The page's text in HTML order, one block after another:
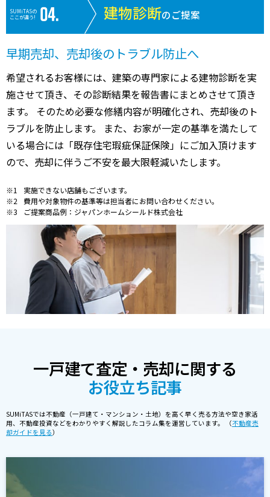
SUMiTASの
ここが違う!
建物診断のご提案
早期売却、売却後のトラブル防止へ
希望されるお客様には、建築の専門家による建物診断を実
施させて頂き、その診断結果を報告書にまとめさせて頂き
ます。 そのため必要な修繕内容が明確化され、売却後のト
ラブルを防止します。 また、お家が一定の基準を満たして
いる場合には「既存住宅瑕疵保証保険」にご加入頂けます
ので、売却に伴うご不安を最大限軽減いたします。
実施できない店舗もございます。
費用や対象物件の基準等は担当者にお問い合わせください。
ご提案商品例：ジャパンホームシールド株式会社
一戸建て査定・売却に関する
お役立ち記事
SUMiTASでは不動産（一戸建て・マンション・土地）を高く早く売る方法や空き家活
用、不動産投資などをわかりやすく解説したコラム集を運営しています。 （不動産売
却ガイドを見る）